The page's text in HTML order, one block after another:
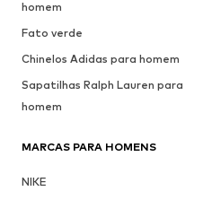
homem
Fato verde
Chinelos Adidas para homem
Sapatilhas Ralph Lauren para
homem
MARCAS PARA HOMENS
NIKE